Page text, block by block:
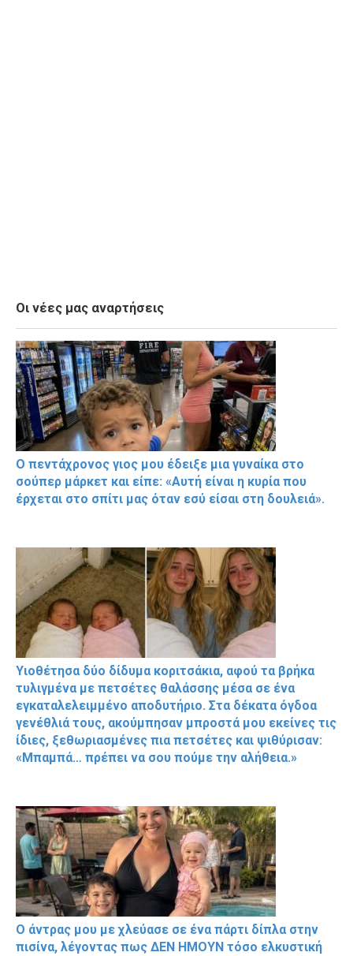
Οι νέες μας αναρτήσεις
Ο πεντάχρονος γιος μου έδειξε μια γυναίκα στο
σούπερ μάρκετ και είπε: «Αυτή είναι η κυρία που
έρχεται στο σπίτι μας όταν εσύ είσαι στη δουλειά».
Υιοθέτησα δύο δίδυμα κοριτσάκια, αφού τα βρήκα
τυλιγμένα με πετσέτες θαλάσσης μέσα σε ένα
εγκαταλελειμμένο αποδυτήριο. Στα δέκατα όγδοα
γενέθλιά τους, ακούμπησαν μπροστά μου εκείνες τις
ίδιες, ξεθωριασμένες πια πετσέτες και ψιθύρισαν:
«Μπαμπά… πρέπει να σου πούμε την αλήθεια.»
Ο άντρας μου με χλεύασε σε ένα πάρτι δίπλα στην
πισίνα, λέγοντας πως ΔΕΝ ΗΜΟΥΝ τόσο ελκυστική